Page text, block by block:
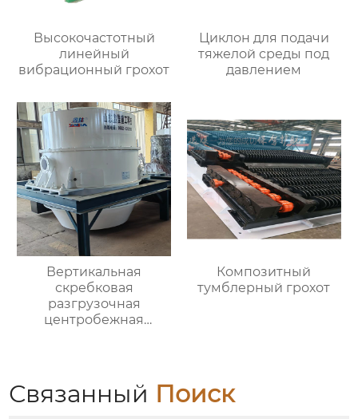
Высокочастотный
линейный
вибрационный грохот
Циклон для подачи
тяжелой среды под
давлением
Вертикальная
скребковая
разгрузочная
центробежная
Композитный
тумблерный грохот
Связанный Поиск